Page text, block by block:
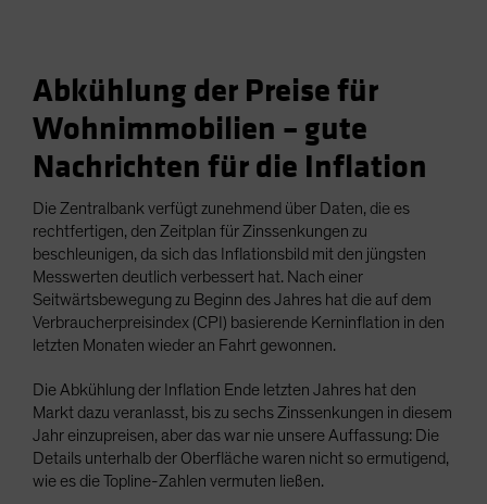
Abkühlung der Preise für
Wohnimmobilien – gute
Nachrichten für die Inflation
Die Zentralbank verfügt zunehmend über Daten, die es
rechtfertigen, den Zeitplan für Zinssenkungen zu
beschleunigen, da sich das Inflationsbild mit den jüngsten
Messwerten deutlich verbessert hat. Nach einer
Seitwärtsbewegung zu Beginn des Jahres hat die auf dem
Verbraucherpreisindex (CPI) basierende Kerninflation in den
letzten Monaten wieder an Fahrt gewonnen.
Die Abkühlung der Inflation Ende letzten Jahres hat den
Markt dazu veranlasst, bis zu sechs Zinssenkungen in diesem
Jahr einzupreisen, aber das war nie unsere Auffassung: Die
Details unterhalb der Oberfläche waren nicht so ermutigend,
wie es die Topline-Zahlen vermuten ließen.